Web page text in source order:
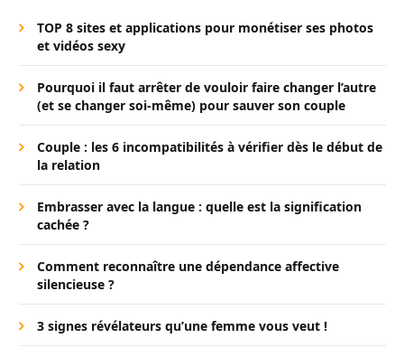
TOP 8 sites et applications pour monétiser ses photos
et vidéos sexy
Pourquoi il faut arrêter de vouloir faire changer l’autre
(et se changer soi-même) pour sauver son couple
Couple : les 6 incompatibilités à vérifier dès le début de
la relation
Embrasser avec la langue : quelle est la signification
cachée ?
Comment reconnaître une dépendance affective
silencieuse ?
3 signes révélateurs qu’une femme vous veut !